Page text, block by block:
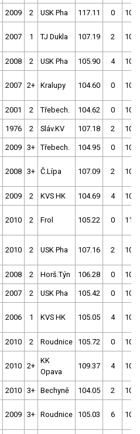
2009 2 USK Pha 117.11 0
2007 1 TJ Dukla 107.19 2
2008 2 USK Pha 105.90 4
2007 2+ Kralupy 104.60 0
2001 2 Třebech. 104.62 0
1976 2 Sláv.KV 107.18 2
2009 3+ Třebech. 104.95 0
2008 3+ Č.Lípa 107.09 2
2009 2 KVS HK 104.69 4
2010 2 Frol 105.22 0
2010 2 USK Pha 107.16 2
2008 2 Horš.Týn 106.28 0
2007 2 USK Pha 105.42 0
2006 1 KVS HK 105.05 4
2010 2 Roudnice 105.72 0
2010 2+
KK
Opava
109.37 4
2010 3+ Bechyně 104.05 2
2009 3+ Roudnice 105.03 6